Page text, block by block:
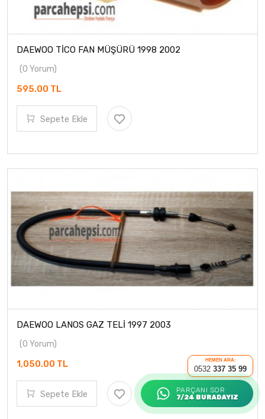
HEMEN ARA:
0532 337 35 99
PARÇANI SOR
7/24 BURADAYIZ
DAEWOO TİCO FAN MÜŞÜRÜ 1998 2002
(0 Yorum)
595.00 TL
Sepete Ekle
DAEWOO LANOS GAZ TELİ 1997 2003
(0 Yorum)
1,050.00 TL
Sepete Ekle